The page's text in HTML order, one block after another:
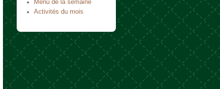
Menu de la semaine
Activités du mois